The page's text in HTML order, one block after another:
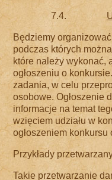
7.4.
Będziemy
podczas których
które należy wykonać,
ogłoszeniu o
zadania, w celu
osobowe. Ogłoszenie
informacje na temat
wzięciem udziału w
ogłoszeniem
Przykłady
Takie przetwarzanie